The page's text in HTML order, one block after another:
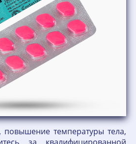
повышение температуры тела,